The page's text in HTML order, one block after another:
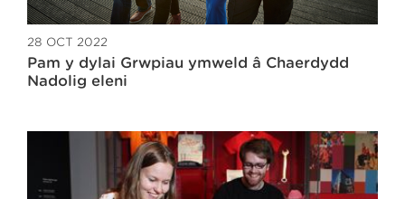
28 OCT 2022
Pam y dylai Grwpiau ymweld â Chaerdydd
Nadolig eleni